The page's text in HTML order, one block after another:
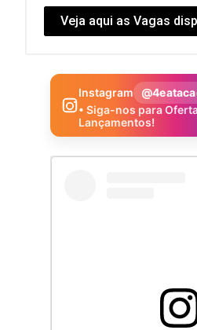
Veja aqui as Vagas
Instagram
• Siga-nos para
Lançamentos!